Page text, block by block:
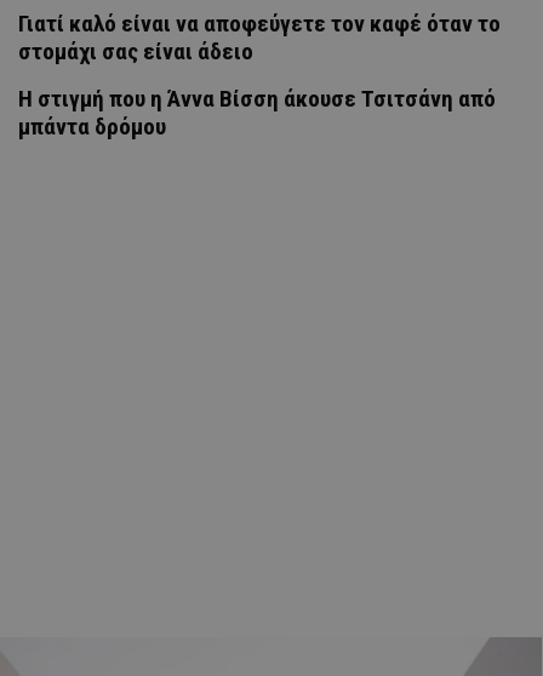
Γιατί καλό είναι να αποφεύγετε τον καφέ όταν το
στομάχι σας είναι άδειο
H στιγμή που η Άννα Βίσση άκουσε Τσιτσάνη από
μπάντα δρόμου